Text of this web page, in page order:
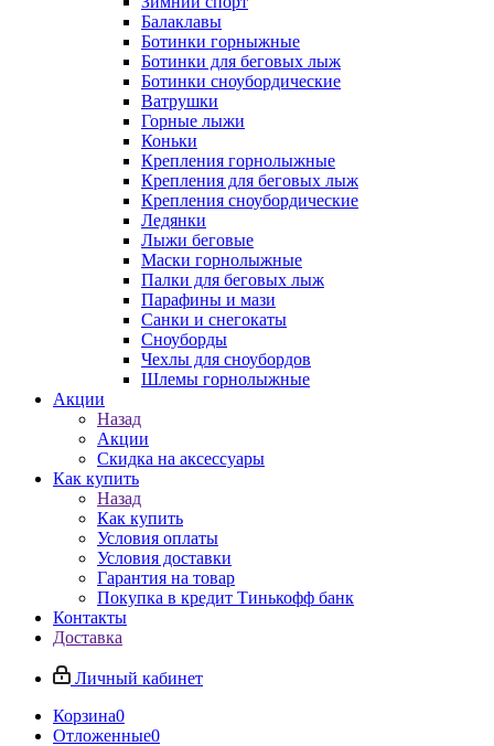
Балаклавы
Ботинки горныжные
Ботинки для беговых лыж
Ботинки сноубордические
Ватрушки
Горные лыжи
Коньки
Крепления горнолыжные
Крепления для беговых лыж
Крепления сноубордические
Ледянки
Лыжи беговые
Маски горнолыжные
Палки для беговых лыж
Парафины и мази
Санки и снегокаты
Сноуборды
Чехлы для сноубордов
Шлемы горнолыжные
Акции
Назад
Акции
Скидка на аксессуары
Как купить
Назад
Как купить
Условия оплаты
Условия доставки
Гарантия на товар
Покупка в кредит Тинькофф банк
Контакты
Доставка
Личный кабинет
Корзина0
Отложенные0